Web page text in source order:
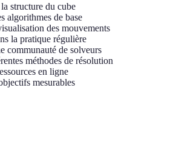
structure du cube
algorithmes de base
des mouvements
la pratique régulière
communauté de solveurs
méthodes de résolution
en ligne
mesurables